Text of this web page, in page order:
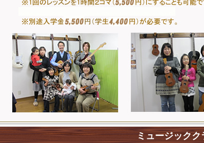
ミュージック